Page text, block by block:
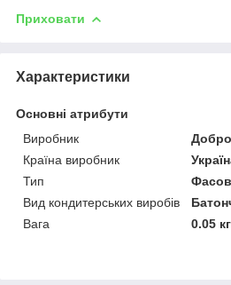
Приховати
Характеристики
Основні атрибути
Виробник
Країна виробник
Тип
Вид кондитерських виробів
Вага
0.05 кг